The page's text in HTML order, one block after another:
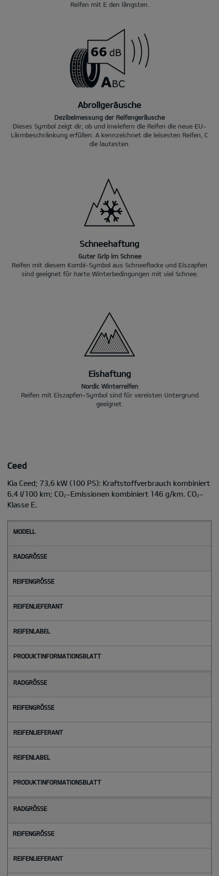
Reifen mit E den längsten.
Abrollgeräusche
Dezibelmessung der Reifengeräusche
Dieses Symbol zeigt dir, ob und inwiefern die Reifen die neue EU-
Lärmbeschränkung erfüllen. A kennzeichnet die leisesten Reifen, C
die lautesten.
Schneehaftung
Guter Grip im Schnee
Reifen mit diesem Kombi-Symbol aus Schneeflocke und Eiszapfen
sind geeignet für harte Winterbedingungen mit viel Schnee.
Eishaftung
Nordic Winterreifen
Reifen mit Eiszapfen-Symbol sind für vereisten Untergrund
geeignet.
Ceed
Kia Ceed; 73,6 kW (100 PS): Kraftstoffverbrauch kombiniert
6,4 l/100 km; CO₂-Emissionen kombiniert 146 g/km. CO₂-
Klasse E.
M
d
e
l